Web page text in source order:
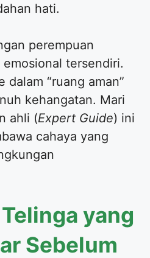
hati.
perempuan
tersendiri.
dalam “ruang aman”
kehangatan. Mari
ahli (Expert Guide) ini
cahaya yang
yang
Sebelum